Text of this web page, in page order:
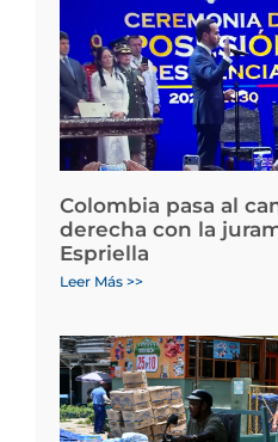
Colombia pasa al
derecha con la
Espriella
Leer Más >>